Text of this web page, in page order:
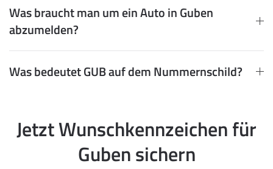
Was braucht man um ein Auto in Guben
abzumelden?
Was bedeutet GUB auf dem Nummernschild?
Jetzt Wunschkennzeichen für
Guben sichern